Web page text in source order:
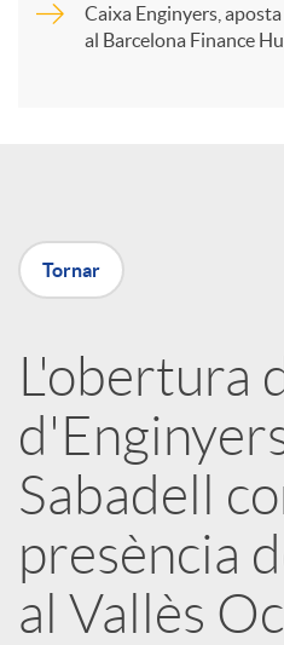
X
a
r
x
e
Caixa Enginyers,
al Barcelona Finance
Tornar
L'obertura
Sabadell
presència
al Vallès